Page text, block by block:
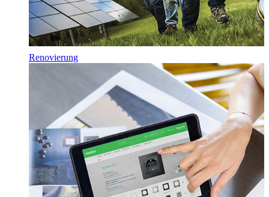
Renovierung